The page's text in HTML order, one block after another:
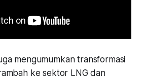
mengumumkan transformasi
ke sektor LNG dan